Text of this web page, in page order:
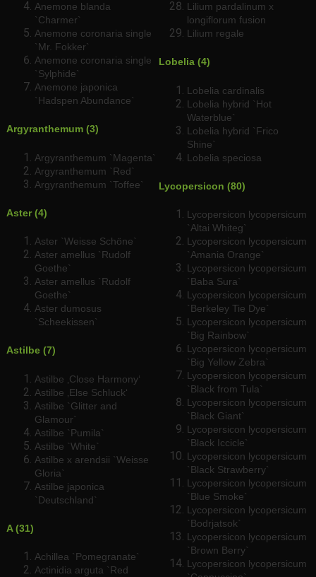
Anemone blanda
`Charmer`
Anemone coronaria single
`Mr. Fokker`
Anemone coronaria single
`Sylphide`
Anemone japonica
`Hadspen Abundance`
Argyranthemum (3)
Argyranthemum `Magenta`
Argyranthemum `Red`
Argyranthemum `Toffee`
Aster (4)
Aster `Weisse Schöne`
Aster amellus `Rudolf
Goethe`
Aster amellus `Rudolf
Goethe`
Aster dumosus
`Scheekissen`
Astilbe (7)
Astilbe ‚Close Harmony‘
Astilbe ‚Else Schluck‘
Astilbe `Glitter and
Glamour`
Astilbe `Pumila`
Astilbe `White`
Astilbe x arendsii `Weisse
Gloria`
Astilbe japonica
`Deutschland`
A (31)
Achillea `Pomegranate`
Actinidia arguta `Red
Lilium pardalinum x
longiflorum fusion
Lilium regale
Lobelia (4)
Lobelia cardinalis
Lobelia hybrid `Hot
Waterblue`
Lobelia hybrid `Frico
Shine`
Lobelia speciosa
Lycopersicon (80)
Lycopersicon lycopersicum
`Altai Whiteg`
Lycopersicon lycopersicum
`Amania Orange`
Lycopersicon lycopersicum
`Baba Sura`
Lycopersicon lycopersicum
`Berkeley Tie Dye`
Lycopersicon lycopersicum
`Big Rainbow`
Lycopersicon lycopersicum
`Big Yellow Zebra`
Lycopersicon lycopersicum
`Black from Tula`
Lycopersicon lycopersicum
`Black Giant`
Lycopersicon lycopersicum
`Black Iccicle`
Lycopersicon lycopersicum
`Black Strawberry`
Lycopersicon lycopersicum
`Blue Smoke`
Lycopersicon lycopersicum
`Bodrjatsok`
Lycopersicon lycopersicum
`Brown Berry`
Lycopersicon lycopersicum